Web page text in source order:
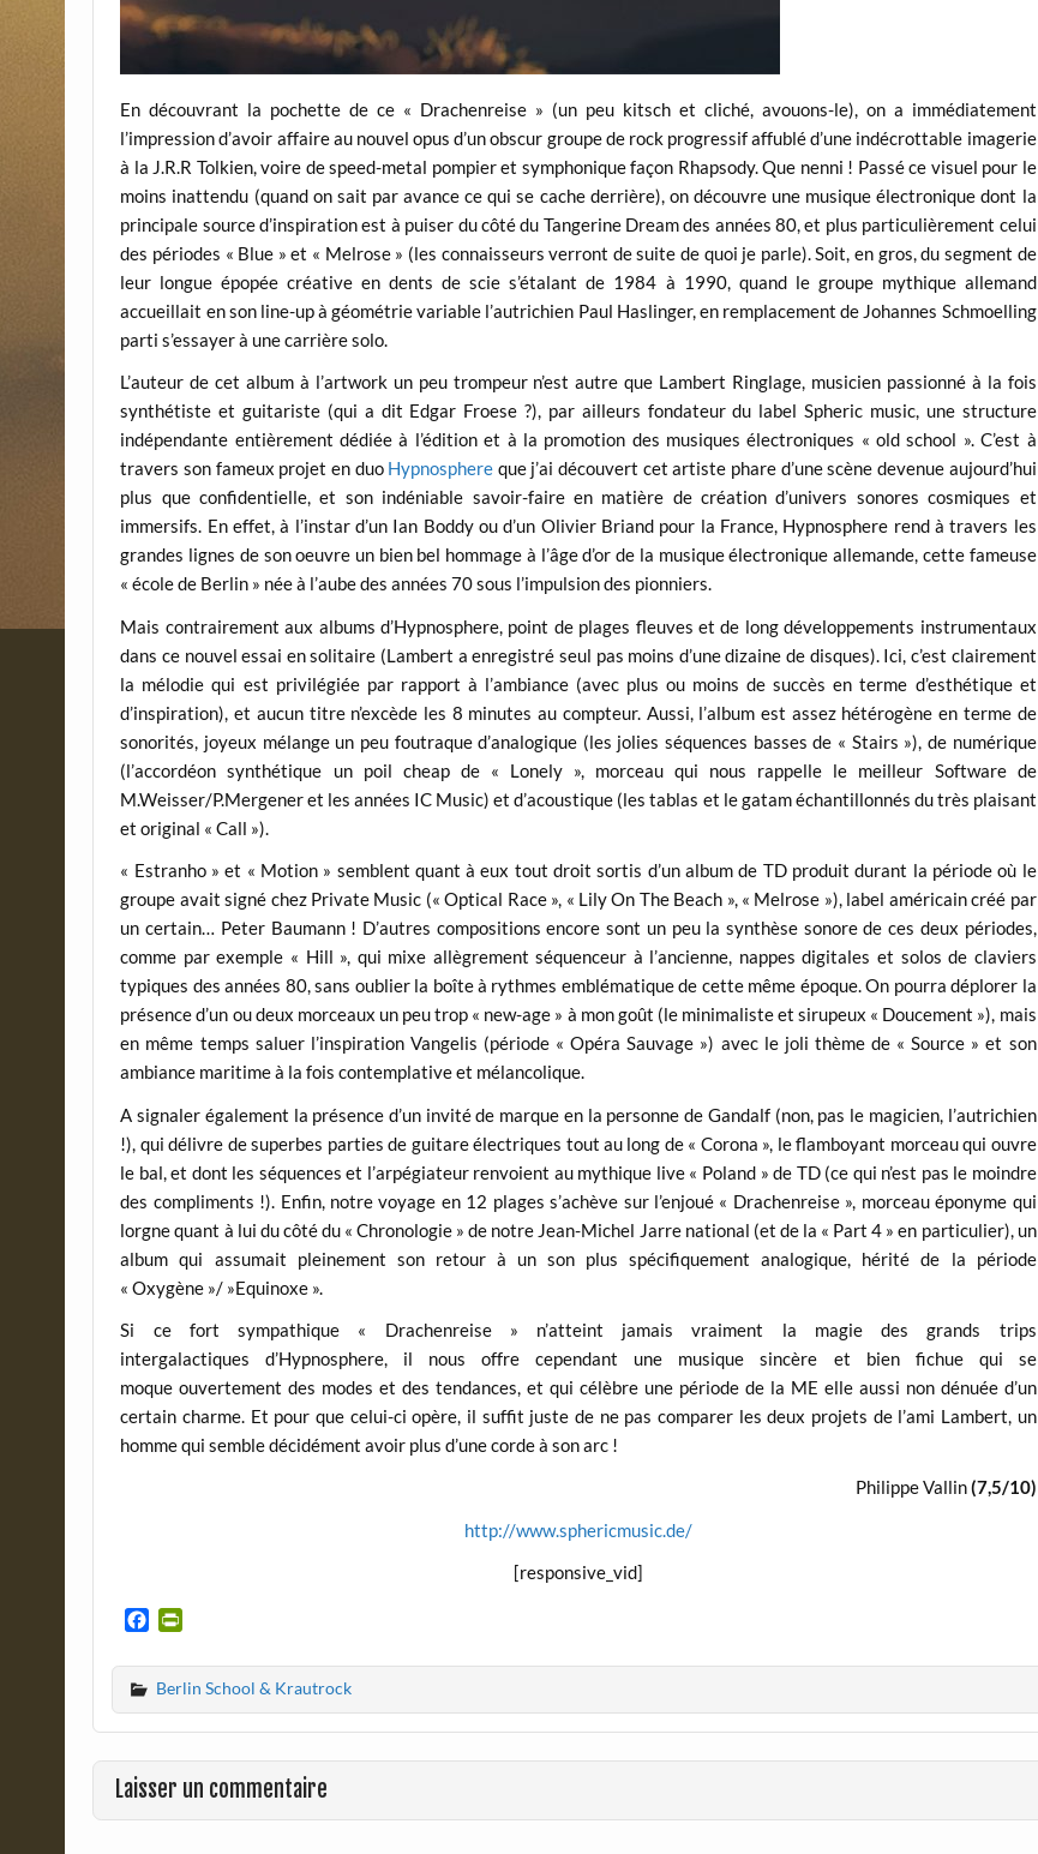
En découvrant la pochette de ce « Drachenreise » (un peu kitsch et cliché, avouons-le), on a immédiatement
l’impression d’avoir affaire au nouvel opus d’un obscur groupe de rock progressif affublé d’une indécrottable imagerie
à la J.R.R Tolkien, voire de speed-metal pompier et symphonique façon Rhapsody. Que nenni ! Passé ce visuel pour le
moins inattendu (quand on sait par avance ce qui se cache derrière), on découvre une musique électronique dont la
principale source d’inspiration est à puiser du côté du Tangerine Dream des années 80, et plus particulièrement celui
des périodes « Blue » et « Melrose » (les connaisseurs verront de suite de quoi je parle). Soit, en gros, du segment de
leur longue épopée créative en dents de scie s’étalant de 1984 à 1990, quand le groupe mythique allemand
accueillait en son line-up à géométrie variable l’autrichien Paul Haslinger, en remplacement de Johannes Schmoelling
parti s’essayer à une carrière solo.
L’auteur de cet album à l’artwork un peu trompeur n’est autre que Lambert Ringlage, musicien passionné à la fois
synthétiste et guitariste (qui a dit Edgar Froese ?), par ailleurs fondateur du label Spheric music, une structure
indépendante entièrement dédiée à l’édition et à la promotion des musiques électroniques « old school ». C’est à
travers son fameux projet en duo Hypnosphere que j’ai découvert cet artiste phare d’une scène devenue aujourd’hui
plus que confidentielle, et son indéniable savoir-faire en matière de création d’univers sonores cosmiques et
immersifs. En effet, à l’instar d’un Ian Boddy ou d’un Olivier Briand pour la France, Hypnosphere rend à travers les
grandes lignes de son oeuvre un bien bel hommage à l’âge d’or de la musique électronique allemande, cette fameuse
« école de Berlin » née à l’aube des années 70 sous l’impulsion des pionniers.
Mais contrairement aux albums d’Hypnosphere, point de plages fleuves et de long développements instrumentaux
dans ce nouvel essai en solitaire (Lambert a enregistré seul pas moins d’une dizaine de disques). Ici, c’est clairement
la mélodie qui est privilégiée par rapport à l’ambiance (avec plus ou moins de succès en terme d’esthétique et
d’inspiration), et aucun titre n’excède les 8 minutes au compteur. Aussi, l’album est assez hétérogène en terme de
sonorités, joyeux mélange un peu foutraque d’analogique (les jolies séquences basses de « Stairs »), de numérique
(l’accordéon synthétique un poil cheap de « Lonely », morceau qui nous rappelle le meilleur Software de
M.Weisser/P.Mergener et les années IC Music) et d’acoustique (les tablas et le gatam échantillonnés du très plaisant
et original « Call »).
« Estranho » et « Motion » semblent quant à eux tout droit sortis d’un album de TD produit durant la période où le
groupe avait signé chez Private Music (« Optical Race », « Lily On The Beach », « Melrose »), label américain créé par
un certain… Peter Baumann ! D’autres compositions encore sont un peu la synthèse sonore de ces deux périodes,
comme par exemple « Hill », qui mixe allègrement séquenceur à l’ancienne, nappes digitales et solos de claviers
typiques des années 80, sans oublier la boîte à rythmes emblématique de cette même époque. On pourra déplorer la
présence d’un ou deux morceaux un peu trop « new-age » à mon goût (le minimaliste et sirupeux « Doucement »), mais
en même temps saluer l’inspiration Vangelis (période « Opéra Sauvage ») avec le joli thème de « Source » et son
ambiance maritime à la fois contemplative et mélancolique.
A signaler également la présence d’un invité de marque en la personne de Gandalf (non, pas le magicien, l’autrichien
!), qui délivre de superbes parties de guitare électriques tout au long de « Corona », le flamboyant morceau qui ouvre
le bal, et dont les séquences et l’arpégiateur renvoient au mythique live « Poland » de TD (ce qui n’est pas le moindre
des compliments !). Enfin, notre voyage en 12 plages s’achève sur l’enjoué « Drachenreise », morceau éponyme qui
lorgne quant à lui du côté du « Chronologie » de notre Jean-Michel Jarre national (et de la « Part 4 » en particulier), un
album qui assumait pleinement son retour à un son plus spécifiquement analogique, hérité de la période
« Oxygène »/ »Equinoxe ».
Si ce fort sympathique « Drachenreise » n’atteint jamais vraiment la magie des grands trips
intergalactiques d’Hypnosphere, il nous offre cependant une musique sincère et bien fichue qui se
moque ouvertement des modes et des tendances, et qui célèbre une période de la ME elle aussi non dénuée d’un
certain charme. Et pour que celui-ci opère, il suffit juste de ne pas comparer les deux projets de l’ami Lambert, un
homme qui semble décidément avoir plus d’une corde à son arc !
Philippe Vallin(7,5/10)
http://www.sphericmusic.de/
[responsive_vid]
c
e
b
o
o
k
i
n
t
F
r
i
Berlin School & Krautrock
Laisser un commentaire